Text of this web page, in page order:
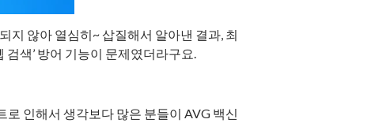
지 않아 열심히~ 삽질해서 알아낸 결과, 최
색’ 방어 기능이 문제였더라구요.
인해서 생각보다 많은 분들이 AVG 백신